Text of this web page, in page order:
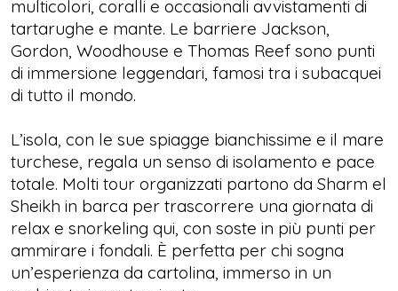
multicolori, coralli e occasionali avvistamenti di
tartarughe e mante. Le barriere Jackson,
Gordon, Woodhouse e Thomas Reef sono punti
di immersione leggendari, famosi tra i subacquei
di tutto il mondo.
L’isola, con le sue spiagge bianchissime e il mare
turchese, regala un senso di isolamento e pace
totale. Molti tour organizzati partono da Sharm el
Sheikh in barca per trascorrere una giornata di
relax e snorkeling qui, con soste in più punti per
ammirare i fondali. È perfetta per chi sogna
un’esperienza da cartolina, immerso in un